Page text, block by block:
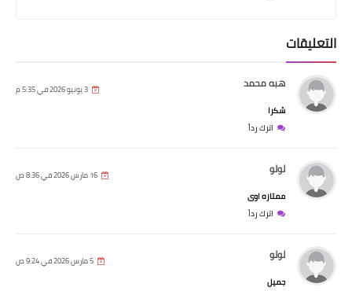
التعليقات
هبه محمد 3 يونيو 2026 في 5:35 م
شكرا
اترك رداً
لولو 16 مارس 2026 في 8:36 ص
ممتازه اوى
اترك رداً
لولو 5 مارس 2026 في 9:24 ص
جميل